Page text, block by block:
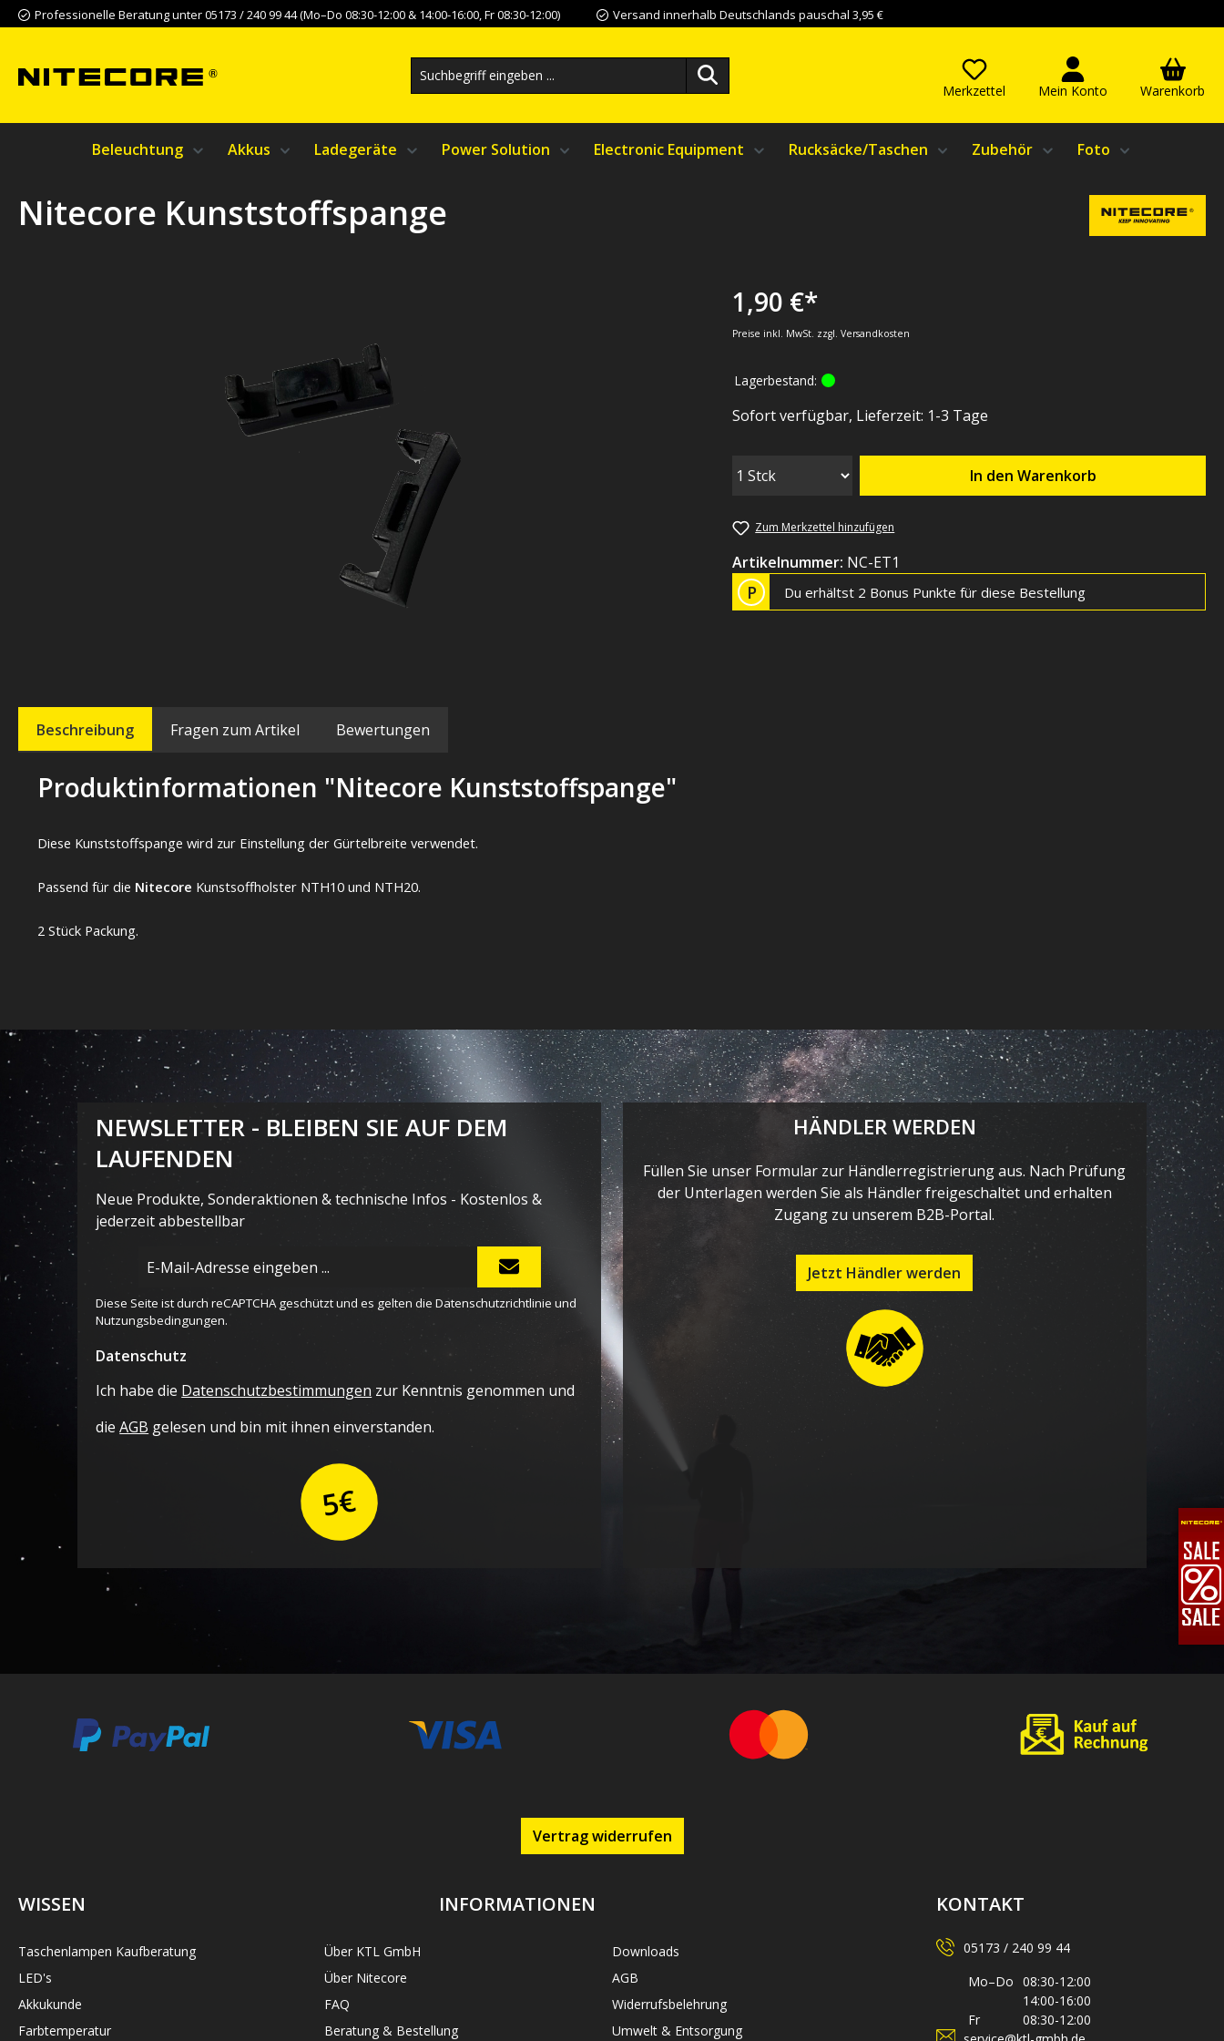
Hauptinhalt springen
Zur Suche springen
Zur Hauptnavigation springen
Professionelle Beratung unter 05173 / 240 99 44 (Mo–Do 08:30-12:00 & 14:00-16:00, Fr 08:30-12:00) Versand innerhalb Deutschlands pauschal 3,95 €
Merkzettel Mein Konto Warenkorb
Beleuchtung Akkus Ladegeräte Power Solution Electronic Equipment Rucksäcke/Taschen Zubehör Foto
Nitecore Kunststoffspange
1,90 €*
Preise inkl. MwSt. zzgl. Versandkosten
Lagerbestand:
Sofort verfügbar, Lieferzeit: 1-3 Tage
In den Warenkorb
Zum Merkzettel hinzufügen
Artikelnummer: NC-ET1
P Du erhältst 2 Bonus Punkte für diese Bestellung
Beschreibung Fragen zum Artikel Bewertungen
Produktinformationen "Nitecore Kunststoffspange"
Diese Kunststoffspange wird zur Einstellung der Gürtelbreite verwendet.
Passend für die Nitecore Kunstsoffholster NTH10 und NTH20.
2 Stück Packung.
NEWSLETTER - BLEIBEN SIE AUF DEM
LAUFENDEN
Neue Produkte, Sonderaktionen & technische Infos - Kostenlos &
jederzeit abbestellbar
Mail-
Adresse
*
Diese Seite ist durch reCAPTCHA geschützt und es gelten dieDatenschutzrichtlinie und
Nutzungsbedingungen.
Datenschutz
Ich habe die Datenschutzbestimmungen zur Kenntnis genommen und
dieAGB gelesen und bin mit ihnen einverstanden.
5€
HÄNDLER WERDEN
Füllen Sie unser Formular zur Händlerregistrierung aus. Nach Prüfung
der Unterlagen werden Sie als Händler freigeschaltet und erhalten
Zugang zu unserem B2B-Portal.
Jetzt Händler werden
Vertrag widerrufen
WISSEN
Taschenlampen Kaufberatung
LED's
Akkukunde
Farbtemperatur
INFORMATIONEN
Über KTL GmbH
Über Nitecore
FAQ
Beratung & Bestellung
Downloads
AGB
Widerrufsbelehrung
Umwelt & Entsorgung
KONTAKT
05173 / 240 99 44
Mo–Do 08:30-12:00
14:00-16:00
Fr
08:30-12:00